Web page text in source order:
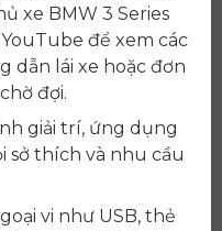
xe BMW 3 Series
để xem các
dẫn lái xe hoặc đơn
đợi.
giải trí, ứng dụng
sở thích và nhu cầu
vi như USB, thẻ